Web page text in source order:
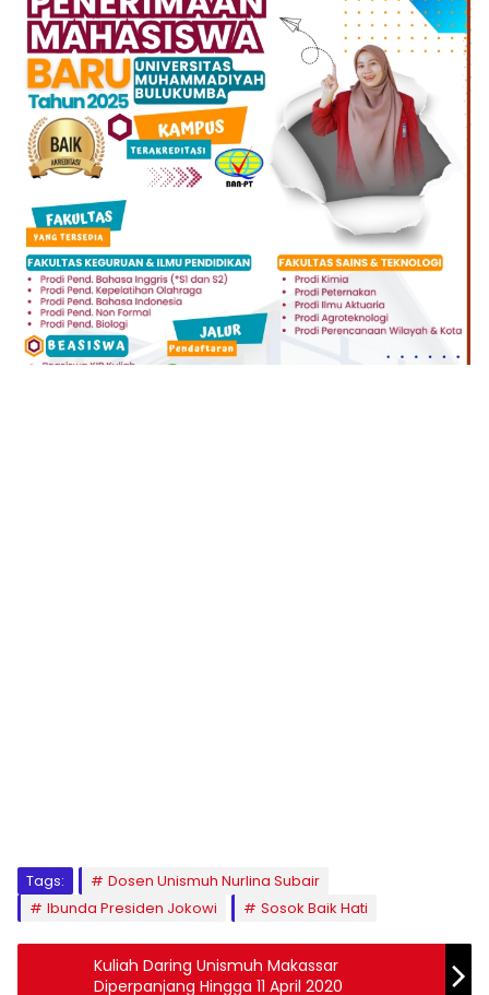
Tags:
Dosen Unismuh Nurlina Subair
Ibunda Presiden Jokowi
Sosok Baik Hati
Kuliah Daring Unismuh Makassar
Diperpanjang Hingga 11 April 2020